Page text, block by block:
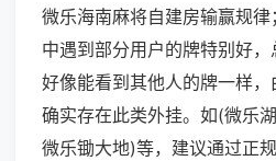
微乐海南麻将自建房输赢规
中遇到部分用户的牌特别好
好像能看到其他人的牌一样，
确实存在此类外挂。如(微乐
微乐锄大地)等，建议通过正